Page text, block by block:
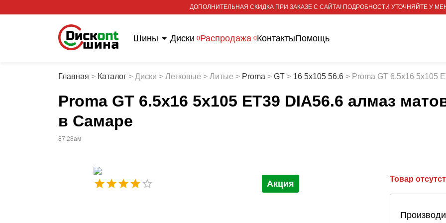
ДОПОЛНИТЕЛЬНАЯ СКИДКА ПРИ ЗАКАЗЕ С САЙТА! ПОДРОБНОСТИ УТОЧНЯЙТЕ У
Шины Диски 0Распродажа 0КонтактыПомощь
Главная > Каталог > Диски > Легковые > Литые > Proma > GT > 16 5x105 56.6 > Proma GT 6.5x16 5x105
Proma GT 6.5x16 5x105 ET39 DIA56.6 алмаз
в Самаре
87.28ам
Акция Товар